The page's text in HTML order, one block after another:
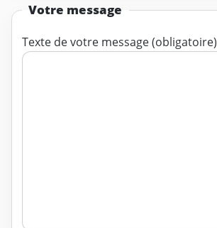
Votre message
Texte de votre message (obligatoire)